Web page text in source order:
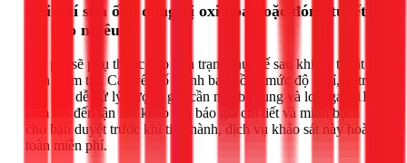
Chi phí sửa ống đồng bị oxi hóa hoặc đóng tuyết
giá bao nhiêu?
Chi phí sẽ phụ thuộc vào tình trạng thực tế sau khi kỹ thuật
viên kiểm tra. Các yếu tố chính bao gồm: mức độ rò rỉ, vị trí
khó hay dễ xử lý, lượng gas cần nạp bổ sung và loại gas. 1Fix
cam kết đến tận nơi khảo sát, báo giá chi tiết và minh bạch
cho bạn duyệt trước khi tiến hành, dịch vụ khảo sát này hoàn
toàn miễn phí.